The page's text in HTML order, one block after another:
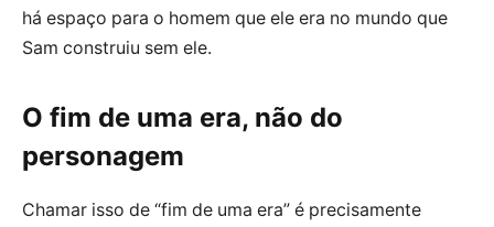
há espaço para o homem que ele era no mundo que
Sam construiu sem ele.
O fim de uma era, não do
personagem
Chamar isso de “fim de uma era” é precisamente